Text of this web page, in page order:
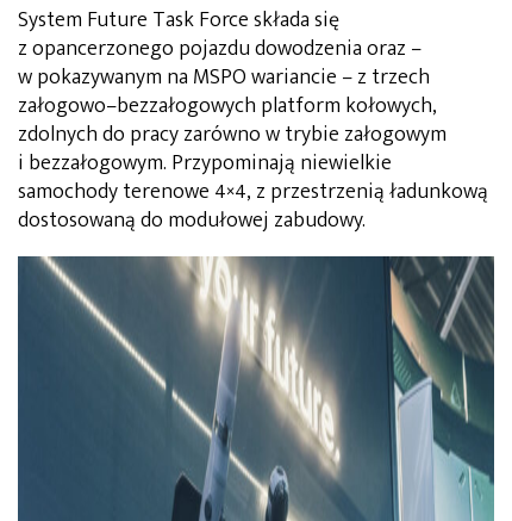
System Future Task Force składa się
z opancerzonego pojazdu dowodzenia oraz –
w pokazywanym na MSPO wariancie – z trzech
załogowo–bezzałogowych platform kołowych,
zdolnych do pracy zarówno w trybie załogowym
i bezzałogowym. Przypominają niewielkie
samochody terenowe 4×4, z przestrzenią ładunkową
dostosowaną do modułowej zabudowy.